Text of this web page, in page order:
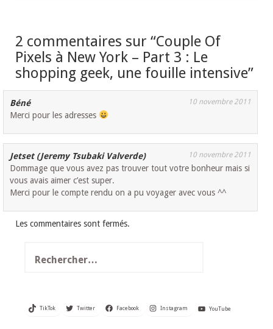
2 commentaires sur “Couple Of
Pixels à New York – Part 3 : Le
shopping geek, une fouille intensive”
Béné 10 novembre 2011
Merci pour les adresses
Jetset (Jeremy Tsubaki Valverde) 10 novembre 2011
Dommage que vous avez pas trouver tout votre bonheur mais si
vous avais aimer c’est super.
Merci pour le compte rendu on a pu voyager avec vous ^^
Les commentaires sont fermés.
TikTok Twitter Facebook Instagram YouTube